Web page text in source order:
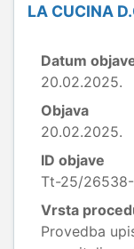
LA CUCINA
Datum
20.02.2025.
Objava
20.02.2025.
ID objave
Tt-25/
Vrsta
Provedba